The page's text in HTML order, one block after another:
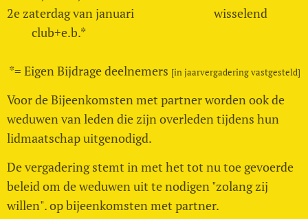
2e zaterdag van januari wisselend
club+e.b.*
*= Eigen Bijdrage deelnemers [in jaarvergadering vastgesteld]
Voor de Bijeenkomsten met partner worden ook de
weduwen van leden die zijn overleden tijdens hun
lidmaatschap uitgenodigd.
De vergadering stemt in met het tot nu toe gevoerde
beleid om de weduwen uit te nodigen "zolang zij
willen". op bijeenkomsten met partner.